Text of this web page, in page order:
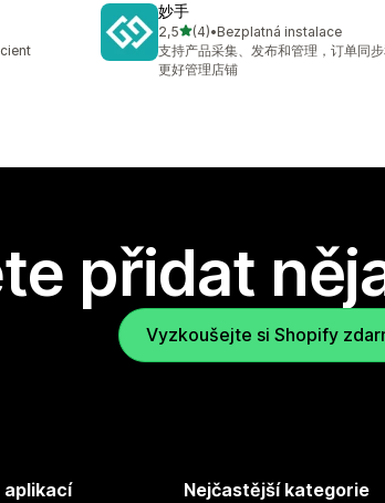
妙手
2,5z 5 hvězd
(4)
Celkový počet recenzí: 4
•Bezplatná instalace
支持产品采集、发布和管理，订单同
更好管理店铺
přidat
Vyzkoušejte si Shopify
Nejčastější kategorie